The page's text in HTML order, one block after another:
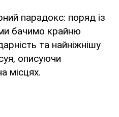
парадокс: поряд із
бачимо крайню
та найніжнішу
описуючи
місцях.